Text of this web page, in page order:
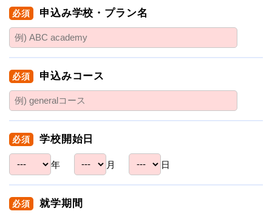
必須 申込み学校・プラン名
必須 申込みコース
必須 学校開始日
年 月 日
必須 就学期間